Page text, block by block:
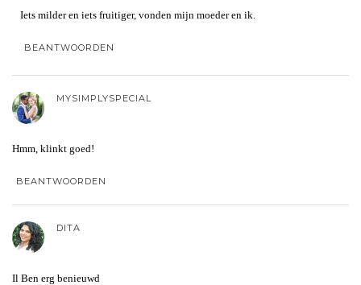
Iets milder en iets fruitiger, vonden mijn moeder en ik.
BEANTWOORDEN
MYSIMPLYSPECIAL
Hmm, klinkt goed!
BEANTWOORDEN
DITA
Il Ben erg benieuwd